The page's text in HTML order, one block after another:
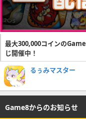
最大300,000コインの
じ開催中！
るぅみマスター
Game8からのお知らせ